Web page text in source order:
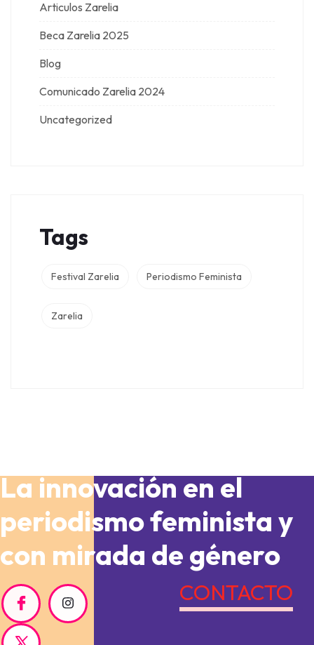
Articulos Zarelia
Beca Zarelia 2025
Blog
Comunicado Zarelia 2024
Uncategorized
Tags
Festival Zarelia Periodismo Feminista
Zarelia
La innovación en el
periodismo feminista y
con mirada de género
CONTACTO